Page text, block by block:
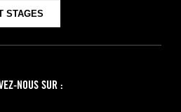
STAGES
NOUS SUR :